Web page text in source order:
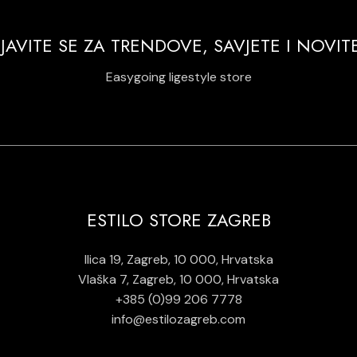
SE ZA TRENDOVE, SAVJETE I
Easygoing ligestyle store
ESTILO STORE ZAGREB
Ilica 19, Zagreb, 10 000, Hrvatska
Vlaška 7, Zagreb, 10 000, Hrvatska
+385 (0)99 206 7778
info@estilozagreb.com